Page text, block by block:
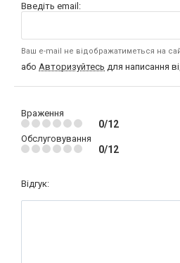
Введіть email:
Ваш e-mail не відображатиметься на
або Авторизуйтесь для написання
Враження
0/12
Обслуговування
0/12
Відгук: